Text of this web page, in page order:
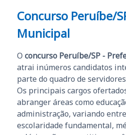
Concurso Peruíbe/
Municipal
O concurso Peruíbe/SP -
atrai inúmeros candidatos
parte do quadro de
Os principais cargos
abranger áreas como
administração, variando
escolaridade fundamental,